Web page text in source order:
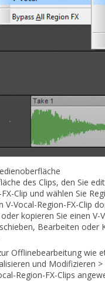
des Clips, den Sie
Clip und wählen Sie
Vocal-Region-FX-Clip
kopieren Sie einen V-
Bearbeiten
Offlinebearbeitung wie
und Modifizieren
Region-FX-Clips